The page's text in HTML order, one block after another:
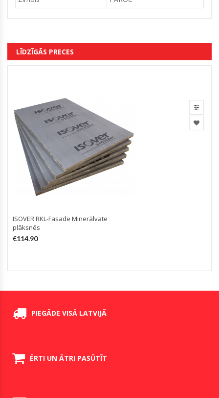
LĪDZĪGĀS PRECES
ISOVER RKL-Fasade Minerālvate
plāksnēs
€114.90
PIEGĀDE VISĀ LATVIJĀ
ĒRTI UN ĀTRI PASŪTĪT